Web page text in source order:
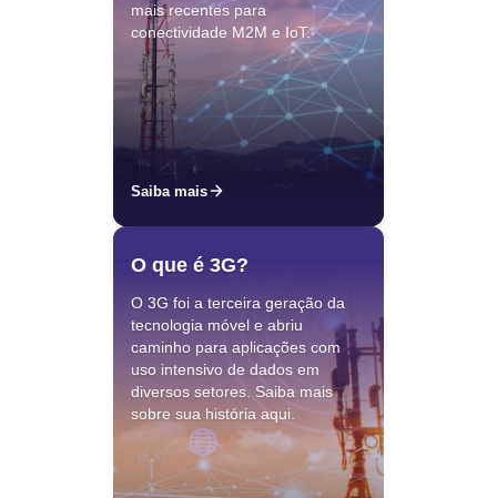
mais recentes para
conectividade M2M e IoT.
Saiba mais
O que é 3G?
O 3G foi a terceira geração da
tecnologia móvel e abriu
caminho para aplicações com
uso intensivo de dados em
diversos setores. Saiba mais
sobre sua história aqui.